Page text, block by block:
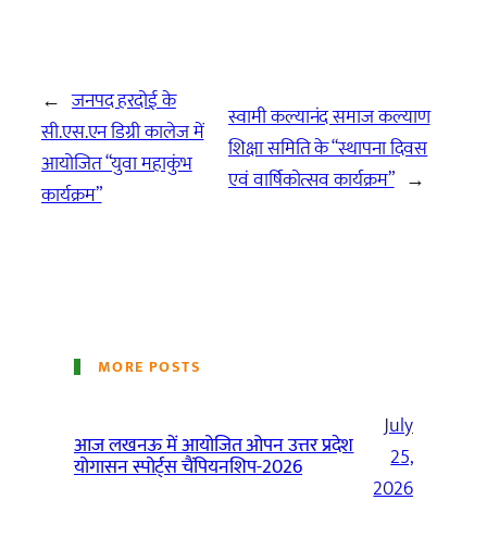
← जनपद हरदोई के
सी.एस.एन डिग्री कालेज में
आयोजित “युवा महाकुंभ
कार्यक्रम”
स्वामी कल्यानंद समाज कल्याण
शिक्षा समिति के “स्थापना दिवस
एवं वार्षिकोत्सव कार्यक्रम” →
MORE POSTS
आज लखनऊ में आयोजित ओपन उत्तर प्रदेश
योगासन स्पोर्ट्स चैंपियनशिप-2026
July
25,
2026